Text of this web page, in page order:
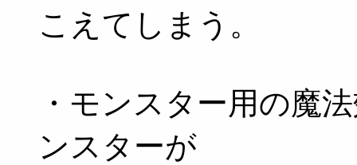
こえてしまう。
・モンスター用の魔
ンスターが